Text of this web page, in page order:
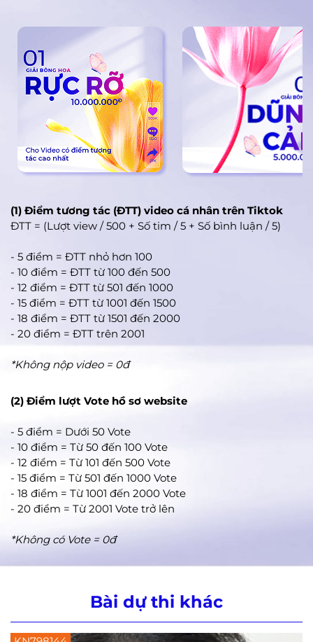
(1) Điểm tương tác (ĐTT) video cá nhân trên Tiktok
ĐTT = (Lượt view / 500 + Số tim / 5 + Số bình luận / 5)
- 5 điểm = ĐTT nhỏ hơn 100
- 10 điểm = ĐTT từ 100 đến 500
- 12 điểm = ĐTT từ 501 đến 1000
- 15 điểm = ĐTT từ 1001 đến 1500
- 18 điểm = ĐTT từ 1501 đến 2000
- 20 điểm = ĐTT trên 2001
*Không nộp video = 0đ
(2) Điểm lượt Vote hồ sơ website
- 5 điểm = Dưới 50 Vote
- 10 điểm = Từ 50 đến 100 Vote
- 12 điểm = Từ 101 đến 500 Vote
- 15 điểm = Từ 501 đến 1000 Vote
- 18 điểm = Từ 1001 đến 2000 Vote
- 20 điểm = Từ 2001 Vote trở lên
*Không có Vote = 0đ
Bài dự thi khác